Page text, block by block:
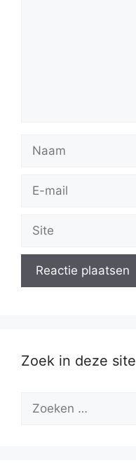
mail
Zoek in deze site
naar: